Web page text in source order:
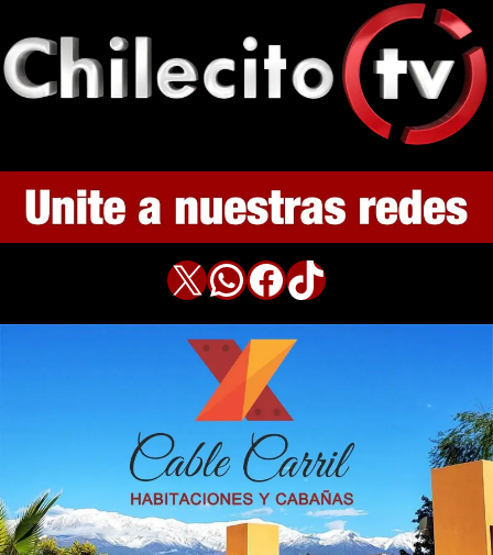
X WhatsApp Facebook TikTok